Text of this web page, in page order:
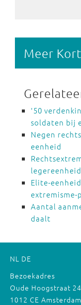
Meer
'50
soldaten bij
Negen
eenheid
legereenheid
Elite-
extremisme-
Aantal
daalt
NL DE
Bezoekadres
Oude Hoogstraat 24
1012 CE Amsterdam